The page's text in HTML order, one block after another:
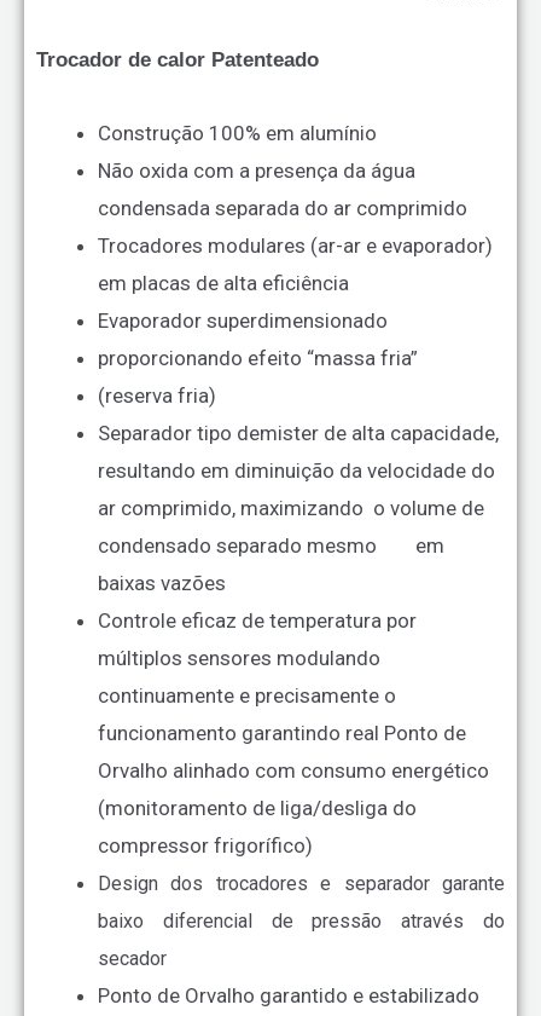
Trocador de calor Patenteado
Construção 100% em alumínio
Não oxida com a presença da água
condensada separada do ar comprimido
Trocadores modulares (ar-ar e evaporador)
em placas de alta eficiência
Evaporador superdimensionado
proporcionando efeito “massa fria”
(reserva fria)
Separador tipo demister de alta capacidade,
resultando em diminuição da velocidade do
ar comprimido, maximizando o volume de
condensado separado mesmo em
baixas vazões
Controle eficaz de temperatura por
múltiplos sensores modulando
continuamente e precisamente o
funcionamento garantindo real Ponto de
Orvalho alinhado com consumo energético
(monitoramento de liga/desliga do
compressor frigorífico)
Design dos trocadores e separador garante
baixo diferencial de pressão através do
secador
Ponto de Orvalho garantido e estabilizado